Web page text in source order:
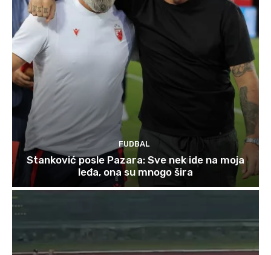
FUDBAL
Stanković posle Pazara: Sve nek ide na moja
leđa, ona su mnogo šira